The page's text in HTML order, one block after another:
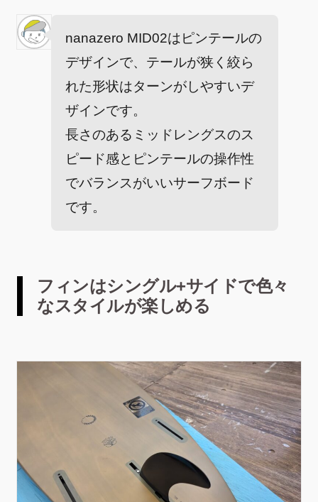
nanazero MID02はピンテールの
デザインで、テールが狭く絞ら
れた形状はターンがしやすいデ
ザインです。
長さのあるミッドレングスのス
ピード感とピンテールの操作性
でバランスがいいサーフボード
です。
フィンはシングル+サイドで色々
なスタイルが楽しめる